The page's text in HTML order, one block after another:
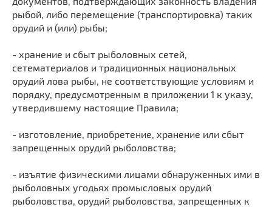
рыбой, либо перемещение (транспортировка) таких
орудий и (или) рыбы;
- хранение и сбыт рыболовных сетей,
сетематериалов и традиционных национальных
орудий лова рыбы, не соответствующие условиям и
порядку, предусмотренным в приложении 1 к указу,
утвердившему настоящие Правила;
- изготовление, приобретение, хранение или сбыт
запрещенных орудий рыболовства;
- изъятие физическими лицами обнаруженных ими в
рыболовных угодьях промысловых орудий
рыболовства, орудий рыболовства, запрещенных к